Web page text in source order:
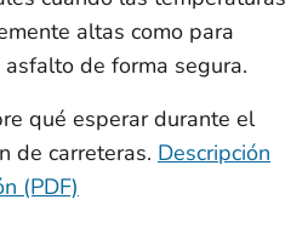
altas como para
de forma segura.
qué esperar durante el
de carreteras. Descripción
(PDF)